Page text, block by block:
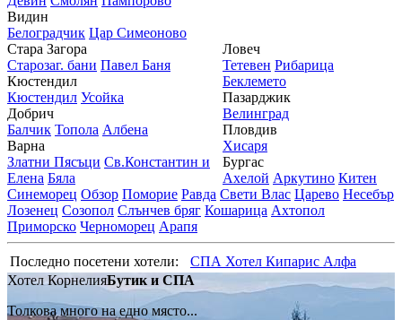
Видин
Белоградчик Цар Симеоново
Стара Загора
Старозаг. бани Павел Баня
Кюстендил
Кюстендил Усойка
Добрич
Балчик Топола Албена
Варна
Златни Пясъци Св.Константин и
Елена Бяла
Ловеч
Тетевен Рибарица
Беклемето
Пазарджик
Велинград
Пловдив
Хисаря
Бургас
Ахелой Аркутино Китен
Синеморец Обзор Поморие Равда Свети Влас Царево Несебър
Лозенец Созопол Слънчев бряг Кошарица Ахтопол
Приморско Черноморец Арапя
Последно посетени хотели:
СПА Хотел Кипарис Алфа
Хотел КорнелияБутик и СПА
Толкова много на едно място...